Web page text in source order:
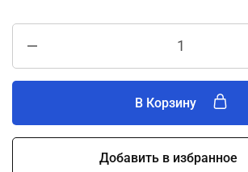
В Корзину
Добавить в избранное